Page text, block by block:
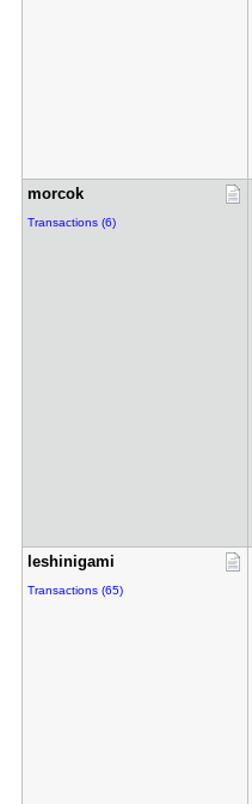
morcok
Transactions (6)
leshinigam​i
Transactions (65)